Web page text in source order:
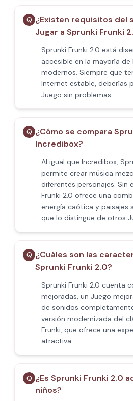
Q ¿Existen requisitos del
Jugar a Sprunki Frunki
Sprunki Frunki 2.0 está
accesible en la mayoría
modernos. Siempre que
Internet estable, deberías
Juego sin problemas.
Q ¿Cómo se compara
Incredibox?
Al igual que Incredibox,
permite crear música
diferentes personajes. Sin
Frunki 2.0 ofrece una
energía caótica y paisajes
que lo distingue de otros
Q ¿Cuáles son las
Sprunki Frunki 2.0?
Sprunki Frunki 2.0 cuenta
mejoradas, un Juego
de sonidos
versión modernizada del
Frunki, que ofrece una
atractiva.
Q ¿Es Sprunki Frunki 2.0
niños?